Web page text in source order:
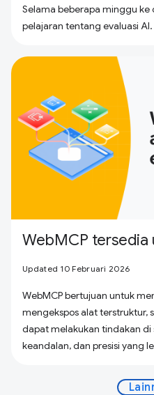
Selama beberapa minggu ke
pelajaran tentang evaluasi AI.
WebMCP tersedia
Updated 10 Februari 2026
WebMCP bertujuan untuk
mengekspos alat terstruktur,
dapat melakukan tindakan
keandalan, dan presisi yang